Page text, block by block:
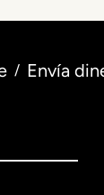
/ Envía